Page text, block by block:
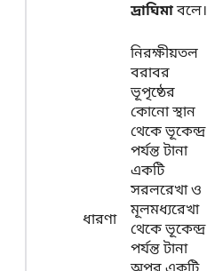
দ্রাঘিমাবলে।
ধারণা
নিরক্ষীয়তল
বরাবর
ভূপৃষ্ঠের
কোনো স্থান
থেকে ভূকেন্দ্র
পর্যন্ত টানা
একটি
সরলরেখা ও
মূলমধ্যরেখা
থেকে ভূকেন্দ্র
পর্যন্ত টানা